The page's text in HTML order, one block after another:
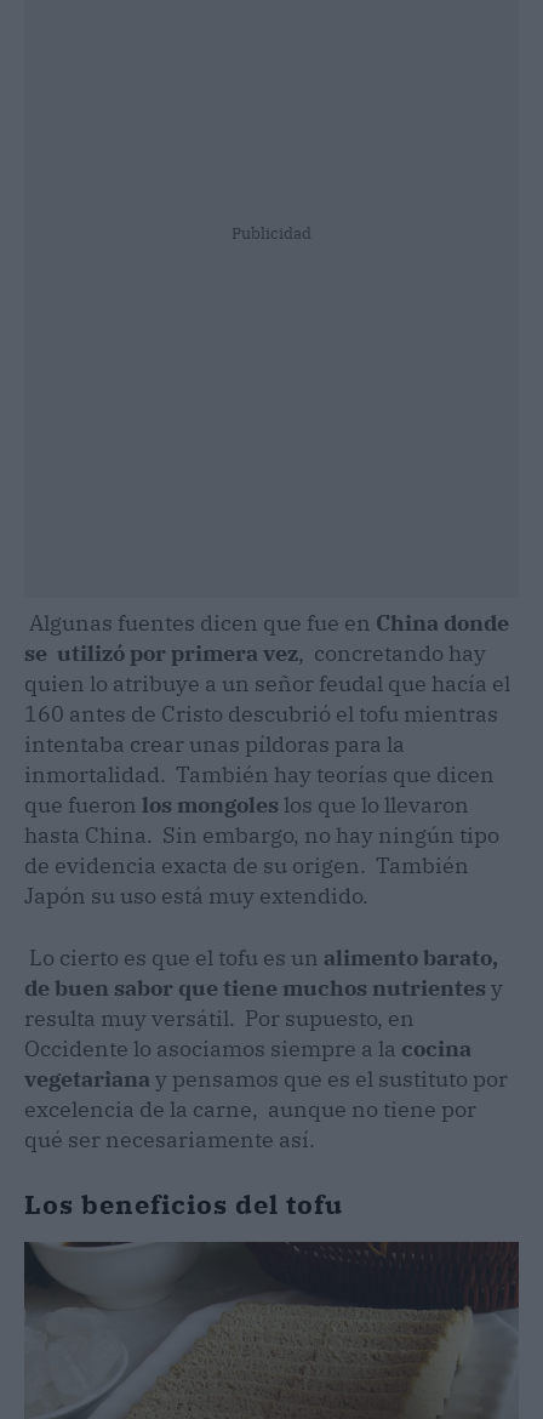
Publicidad
Algunas fuentes dicen que fue en China donde
se utilizó por primera vez, concretando hay
quien lo atribuye a un señor feudal que hacía el
160 antes de Cristo descubrió el tofu mientras
intentaba crear unas píldoras para la
inmortalidad. También hay teorías que dicen
que fueron los mongoles los que lo llevaron
hasta China. Sin embargo, no hay ningún tipo
de evidencia exacta de su origen. También
Japón su uso está muy extendido.
Lo cierto es que el tofu es un alimento barato,
de buen sabor que tiene muchos nutrientes y
resulta muy versátil. Por supuesto, en
Occidente lo asociamos siempre a la cocina
vegetariana y pensamos que es el sustituto por
excelencia de la carne, aunque no tiene por
qué ser necesariamente así.
Los beneficios del tofu